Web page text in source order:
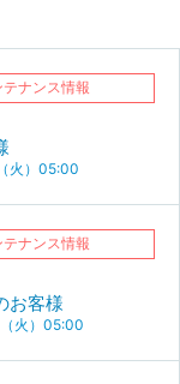
テナンス情報
火）05:00
テナンス情報
お客様
火）05:00